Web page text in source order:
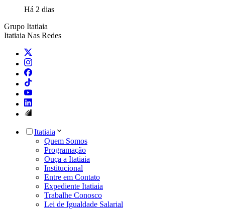
Há 2 dias
Grupo Itatiaia
Itatiaia Nas Redes
Itatiaia
Quem Somos
Programação
Ouça a Itatiaia
Institucional
Entre em Contato
Expediente Itatiaia
Trabalhe Conosco
Lei de Igualdade Salarial